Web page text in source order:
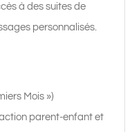
à des suites de
personnalisés.
Mois »)
parent-enfant et